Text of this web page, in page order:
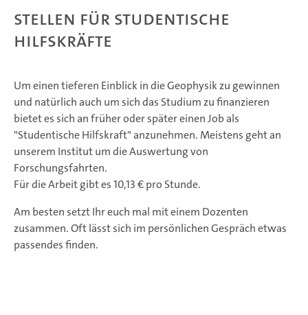
Stellen für Studentische
Hilfskräfte
Um einen tieferen Einblick in die Geophysik zu gewinnen
und natürlich auch um sich das Studium zu finanzieren
bietet es sich an früher oder später einen Job als
"Studentische Hilfskraft" anzunehmen. Meistens geht an
unserem Institut um die Auswertung von
Forschungsfahrten.
Für die Arbeit gibt es 10,13 € pro Stunde.
Am besten setzt Ihr euch mal mit einem Dozenten
zusammen. Oft lässt sich im persönlichen Gespräch etwas
passendes finden.